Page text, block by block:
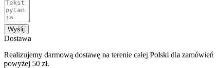
Wyślij
Dostawa
Realizujemy darmową dostawę na terenie całej Polski dla zamówień
powyżej 50 zł.